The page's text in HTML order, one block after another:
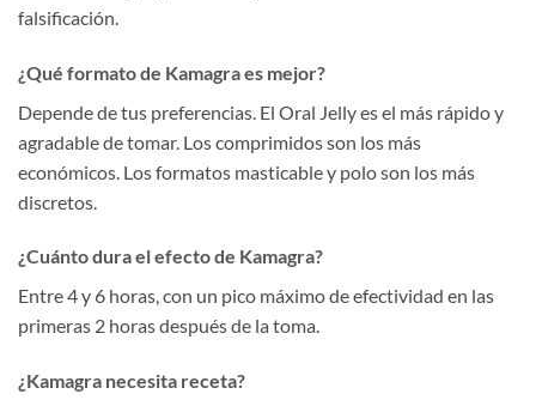
falsificación.
¿Qué formato de Kamagra es mejor?
Depende de tus preferencias. El Oral Jelly es el más rápido y
agradable de tomar. Los comprimidos son los más
económicos. Los formatos masticable y polo son los más
discretos.
¿Cuánto dura el efecto de Kamagra?
Entre 4 y 6 horas, con un pico máximo de efectividad en las
primeras 2 horas después de la toma.
¿Kamagra necesita receta?